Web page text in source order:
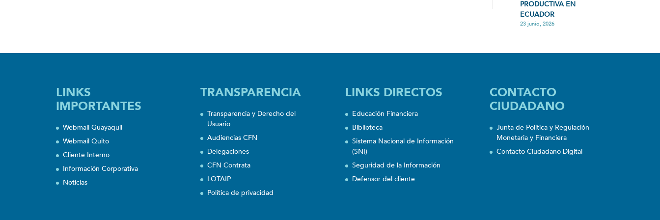
PRODUCTIVA EN
ECUADOR
23 junio, 2026
LINKS
IMPORTANTES
Webmail Guayaquil
Webmail Quito
Cliente Interno
Información Corporativa
Noticias
TRANSPARENCIA
Transparencia y Derecho del
Usuario
Audiencias CFN
Delegaciones
CFN Contrata
LOTAIP
Política de privacidad
LINKS DIRECTOS
Educación Financiera
Biblioteca
Sistema Nacional de Información
(SNI)
Seguridad de la Información
Defensor del cliente
CONTACTO
CIUDADANO
Junta de Política y Regulación
Monetaria y Financiera
Contacto Ciudadano Digital